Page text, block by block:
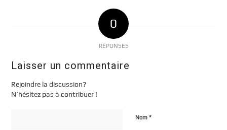
0
RÉPONSES
Laisser un commentaire
Rejoindre la discussion?
N’hésitez pas à contribuer !
Nom*